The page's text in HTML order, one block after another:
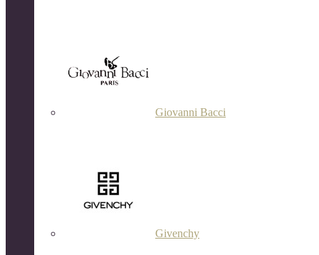
Giovanni Bacci
Givenchy